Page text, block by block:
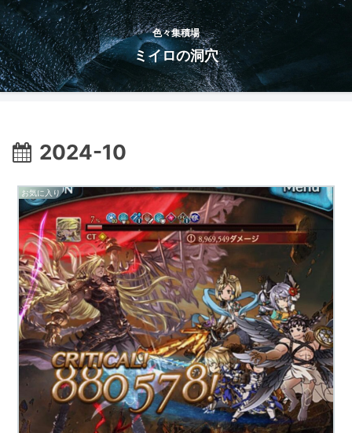
色々集積場
ミイロの洞穴
2024-10
お気に入り